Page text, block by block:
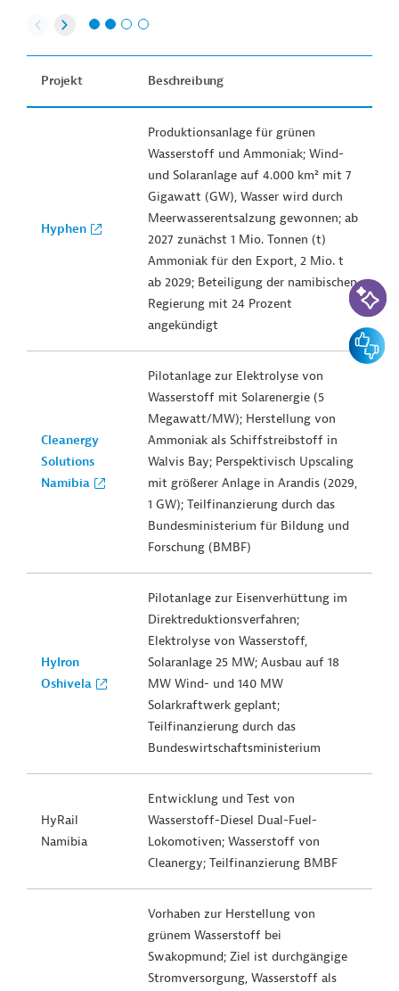
Projekt Beschreibung
Hyphen
Produktionsanlage für grünen
Wasserstoff und Ammoniak; Wind-
und Solaranlage auf 4.000 km² mit 7
Gigawatt (GW), Wasser wird durch
Meerwasserentsalzung gewonnen; ab
2027 zunächst 1 Mio. Tonnen (t)
Ammoniak für den Export, 2 Mio. t
ab 2029; Beteiligung der namibischen
Regierung mit 24 Prozent
angekündigt
Cleanergy
Solutions
Namibia
Pilotanlage zur Elektrolyse von
Wasserstoff mit Solarenergie (5
Megawatt/MW); Herstellung von
Ammoniak als Schiffstreibstoff in
Walvis Bay; Perspektivisch Upscaling
mit größerer Anlage in Arandis (2029,
1 GW); Teilfinanzierung durch das
Bundesministerium für Bildung und
Forschung (BMBF)
HyIron
Oshivela
Pilotanlage zur Eisenverhüttung im
Direktreduktionsverfahren;
Elektrolyse von Wasserstoff,
Solaranlage 25 MW; Ausbau auf 18
MW Wind- und 140 MW
Solarkraftwerk geplant;
Teilfinanzierung durch das
Bundeswirtschaftsministerium
HyRail
Namibia
Entwicklung und Test von
Wasserstoff-Diesel Dual-Fuel-
Lokomotiven; Wasserstoff von
Cleanergy; Teilfinanzierung BMBF
Vorhaben zur Herstellung von
grünem Wasserstoff bei
Swakopmund; Ziel ist durchgängige
Stromversorgung, Wasserstoff als
KI-